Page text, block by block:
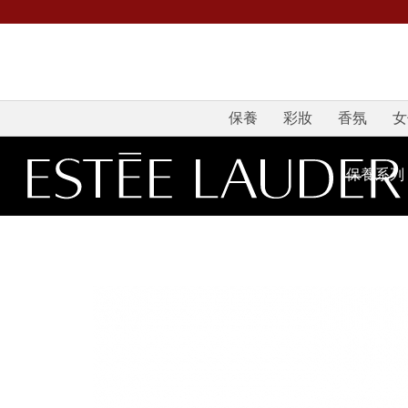
保養 彩妝 香氛
保養系列